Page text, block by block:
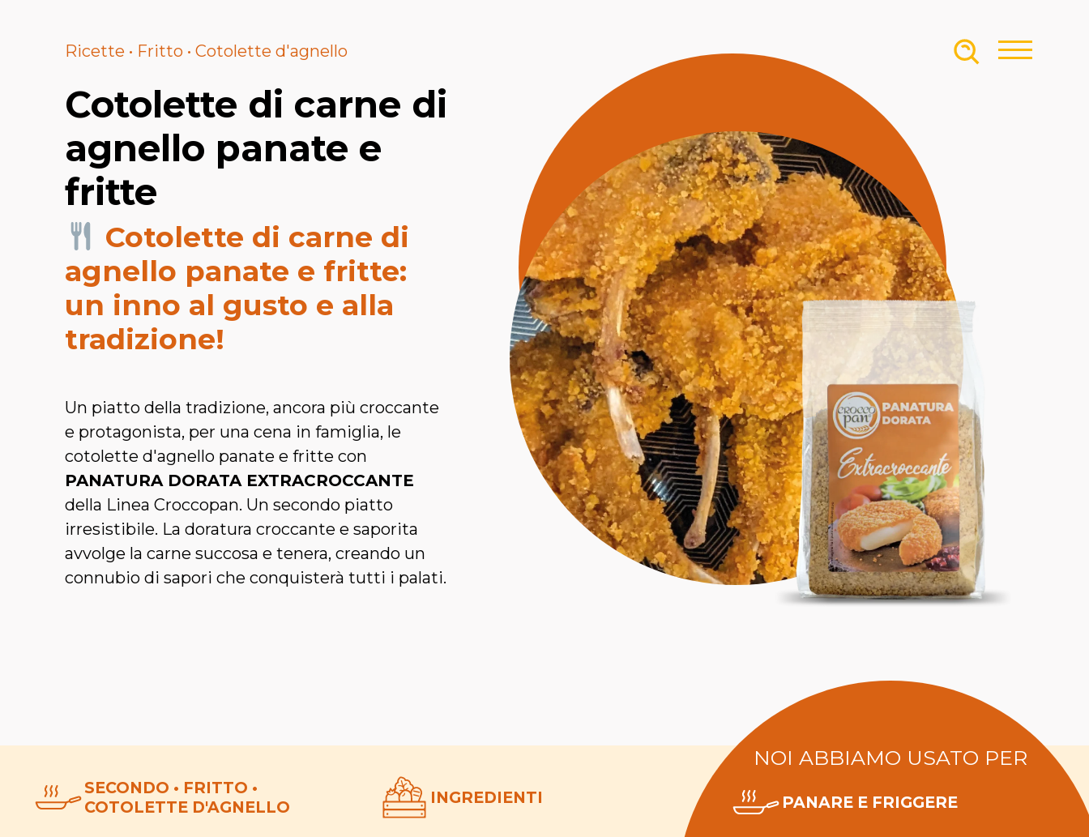
Ricette • Fritto • Cotolette d'agnello
Cotolette di carne di
agnello panate e
fritte
Cotolette di carne di
agnello panate e fritte:
un inno al gusto e alla
tradizione!
Un piatto della tradizione, ancora più croccante
e protagonista, per una cena in famiglia, le
cotolette d'agnello panate e fritte con
PANATURA DORATA EXTRACROCCANTE
della Linea Croccopan. Un secondo piatto
irresistibile. La doratura croccante e saporita
avvolge la carne succosa e tenera, creando un
connubio di sapori che conquisterà tutti i palati.
SECONDO • FRITTO •
COTOLETTE D'AGNELLO
INGREDIENTI
NOI ABBIAMO USATO PER
PANARE E FRIGGERE